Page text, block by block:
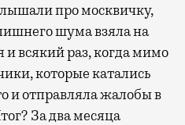
про москвичку,
шума взяла на
всякий раз, когда мимо
которые катались
и отправляла жалобы в
За два месяца